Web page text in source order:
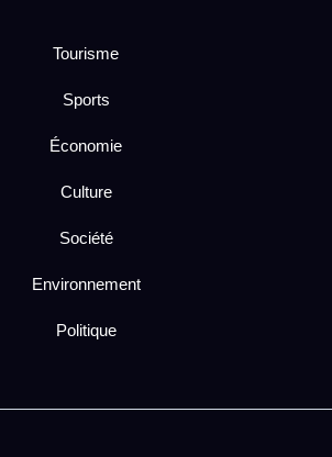
Tourisme
Sports
Économie
Culture
Société
Environnement
Politique